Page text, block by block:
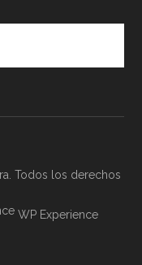
Todos los derechos
WP Experience